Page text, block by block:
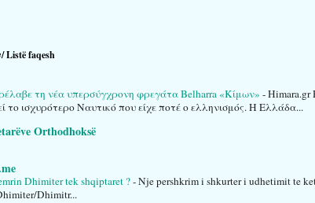
Listë faqesh
τη νέα υπερσύγχρονη φρεγάτα Belharra «Κίμων» -
το ισχυρότερο Ναυτικό που είχε ποτέ ο ελληνισμός. Η Ελλάδα...
Orthodhoksë
Dhimiter tek shqiptaret ?-Nje pershkrim i shkurter i udhetimit te
Dhimitr...